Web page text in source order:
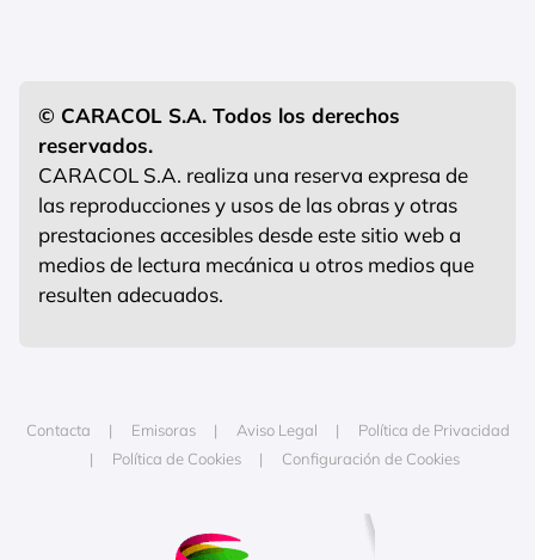
© CARACOL S.A. Todos los derechos
reservados.
CARACOL S.A. realiza una reserva expresa de
las reproducciones y usos de las obras y otras
prestaciones accesibles desde este sitio web a
medios de lectura mecánica u otros medios que
resulten adecuados.
Contacta Emisoras Aviso Legal
Política de Privacidad
Política de Cookies
Configuración de Cookies